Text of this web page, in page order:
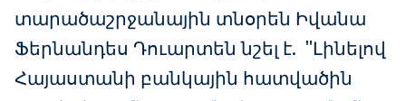
տարածաշրջանային տնօրեն Իվանա
Ֆերնանդես Դուարտեն նշել է. "Լինելով
Հայաստանի բանկային հատվածին